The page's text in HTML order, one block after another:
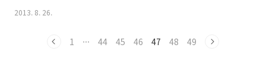
니다. 이번에 나온 제품은 아이폰 전용인 콱이어트컴포트 QC20i 모델과
(Noise cancelling) 기능이 뛰어 나네요. 이어폰의 가운데 있는 컨트롤
2013. 8. 26.
1 ··· 44 45 46 47 48 49